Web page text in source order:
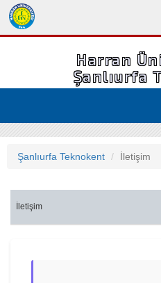
Şanlıurfa
Şanlıurfa Teknokent İletişim
İletişim